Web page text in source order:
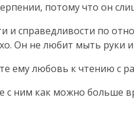
потому что он
и справедливости по
Он не любит мыть руки
ему любовь к чтению с
с ним как можно больше